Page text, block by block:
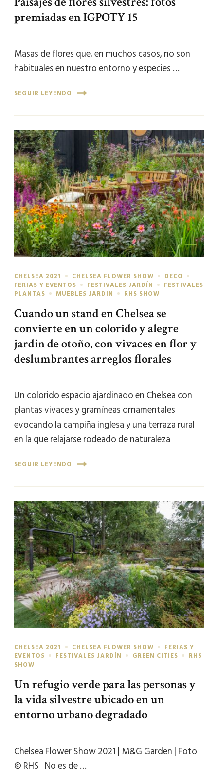
premiadas en IGPOTY 15
Masas de flores que, en muchos casos, no son
habituales en nuestro entorno y especies …
SEGUIR LEYENDO
CHELSEA 2021 CHELSEA FLOWER SHOW
DECO
FERIAS Y EVENTOS
FESTIVALES JARDÍN
FESTIVALES
PLANTAS
MUEBLES JARDIN RHS SHOW
Cuando un stand en Chelsea se
convierte en un colorido y alegre
jardín de otoño, con vivaces en flor y
deslumbrantes arreglos florales
Un colorido espacio ajardinado en Chelsea con
plantas vivaces y gramíneas ornamentales
evocando la campiña inglesa y una terraza rural
en la que relajarse rodeado de naturaleza
SEGUIR LEYENDO
CHELSEA 2021 CHELSEA FLOWER SHOW
FERIAS Y
EVENTOS
FESTIVALES JARDÍN GREEN CITIES
RHS
SHOW
Un refugio verde para las personas y
la vida silvestre ubicado en un
entorno urbano degradado
Chelsea Flower Show 2021 | M&G Garden | Foto
© RHS No es de …